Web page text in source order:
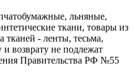
льняные,
ткани, товары из
тканей - ленты, тесьма,
возврату не подлежат
Правительства РФ №55